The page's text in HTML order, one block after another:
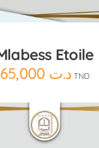
Etoile
د.ت TND